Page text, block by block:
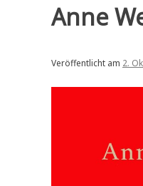
Anne
Veröffentlicht am 2.